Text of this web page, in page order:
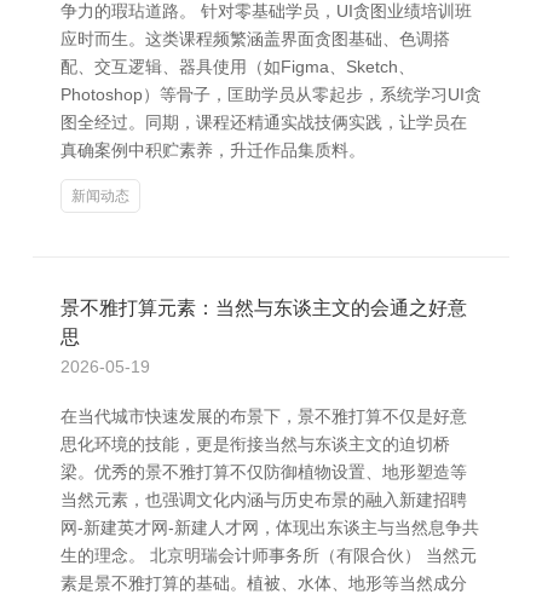
争力的瑕玷道路。 针对零基础学员，UI贪图业绩培训班
应时而生。这类课程频繁涵盖界面贪图基础、色调搭
配、交互逻辑、器具使用（如Figma、Sketch、
Photoshop）等骨子，匡助学员从零起步，系统学习UI贪
图全经过。同期，课程还精通实战技俩实践，让学员在
真确案例中积贮素养，升迁作品集质料。
新闻动态
景不雅打算元素：当然与东谈主文的会通之好意
思
2026-05-19
在当代城市快速发展的布景下，景不雅打算不仅是好意
思化环境的技能，更是衔接当然与东谈主文的迫切桥
梁。优秀的景不雅打算不仅防御植物设置、地形塑造等
当然元素，也强调文化内涵与历史布景的融入新建招聘
网-新建英才网-新建人才网，体现出东谈主与当然息争共
生的理念。 北京明瑞会计师事务所（有限合伙） 当然元
素是景不雅打算的基础。植被、水体、地形等当然成分